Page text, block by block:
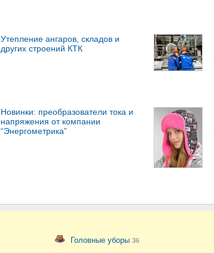
Утепление ангаров, складов и
других строений КТК
Новинки: преобразователи тока и
напряжения от компании
“Энергометрика”
Головные уборы 36